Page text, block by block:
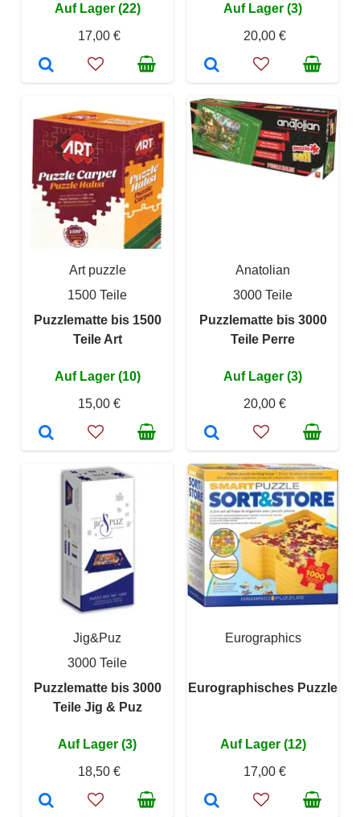
Auf Lager (22)
17,00 €
Auf Lager (3)
20,00 €
Art puzzle
1500 Teile
Puzzlematte bis 1500
Teile Art
Auf Lager (10)
15,00 €
Anatolian
3000 Teile
Puzzlematte bis 3000
Teile Perre
Auf Lager (3)
20,00 €
Jig&Puz
3000 Teile
Puzzlematte bis 3000
Teile Jig & Puz
Auf Lager (3)
18,50 €
Eurographics
Eurographisches Puzzle
Auf Lager (12)
17,00 €